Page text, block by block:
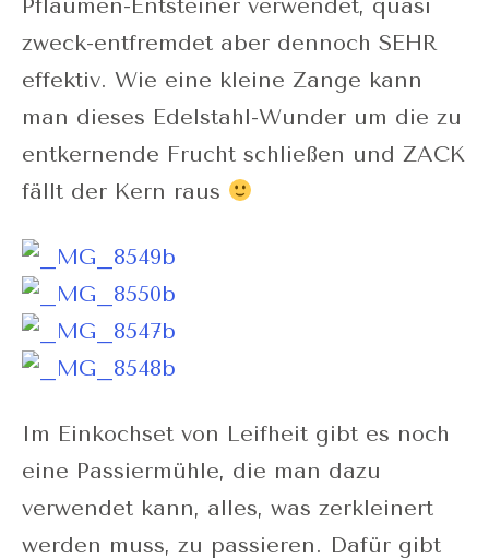
Pflaumen-Entsteiner verwendet, quasi
zweck-entfremdet aber dennoch SEHR
effektiv. Wie eine kleine Zange kann
man dieses Edelstahl-Wunder um die zu
entkernende Frucht schließen und ZACK
fällt der Kern raus
Im Einkochset von Leifheit gibt es noch
eine Passiermühle, die man dazu
verwendet kann, alles, was zerkleinert
werden muss, zu passieren. Dafür gibt